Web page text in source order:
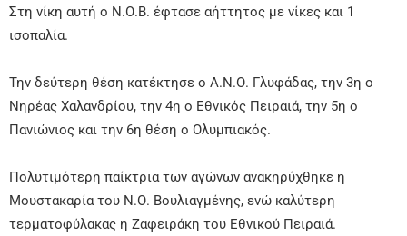
Στη νίκη αυτή ο Ν.Ο.Β. έφτασε αήττητος με νίκες και 1
ισοπαλία.
Την δεύτερη θέση κατέκτησε ο Α.Ν.Ο. Γλυφάδας, την 3η ο
Νηρέας Χαλανδρίου, την 4η ο Εθνικός Πειραιά, την 5η ο
Πανιώνιος και την 6η θέση ο Ολυμπιακός.
Πολυτιμότερη παίκτρια των αγώνων ανακηρύχθηκε η
Μουστακαρία του Ν.Ο. Βουλιαγμένης, ενώ καλύτερη
τερματοφύλακας η Ζαφειράκη του Εθνικού Πειραιά.